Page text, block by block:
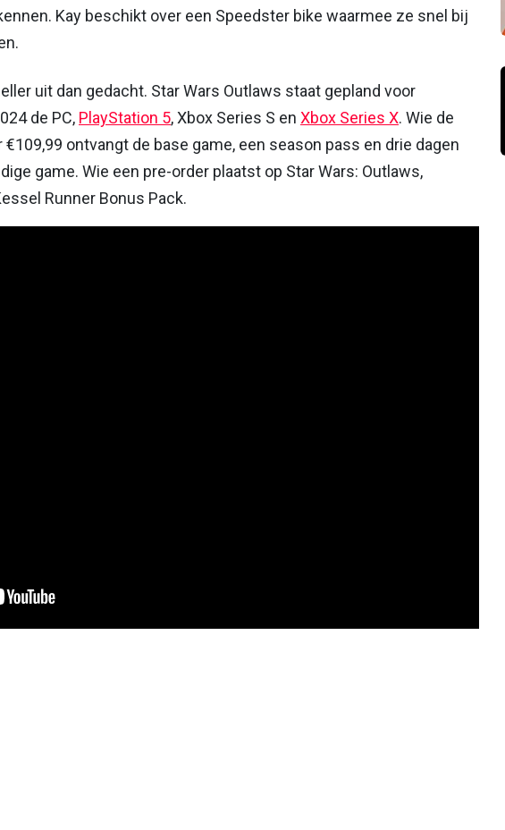
Kay beschikt over een Speedster bike waarmee ze snel bij
uit dan gedacht. Star Wars Outlaws staat gepland voor
de PC, PlayStation 5, Xbox Series S en Xbox Series X. Wie de
ontvangt de base game, een season pass en drie dagen
game. Wie een pre-order plaatst op Star Wars: Outlaws,
Runner Bonus Pack.